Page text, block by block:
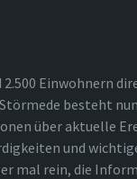
Einwohnern
besteht
über aktuelle
und
mal rein, die